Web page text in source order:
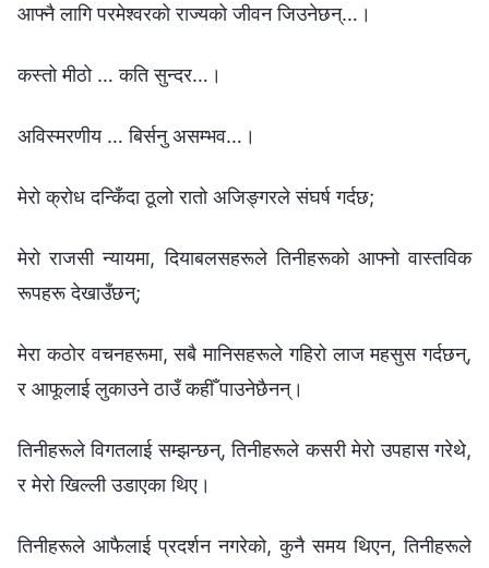
आफ्नै लागि परमेश्‍वरको राज्यको जीवन जिउनेछन्…।
कस्तो मीठो … कति सुन्दर…।
अविस्मरणीय … बिर्सनु असम्भव…।
मेरो क्रोध दन्किँदा ठूलो रातो अजिङ्गरले संघर्ष गर्दछ;
मेरो राजसी न्यायमा, दियाबलसहरूले तिनीहरूको आफ्नो वास्तविक
रूपहरू देखाउँछन्;
मेरा कठोर वचनहरूमा, सबै मानिसहरूले गहिरो लाज महसुस गर्दछन्,
र आफूलाई लुकाउने ठाउँ कहीँ पाउनेछैनन्।
तिनीहरूले विगतलाई सम्झन्छन्, तिनीहरूले कसरी मेरो उपहास गरेथे,
र मेरो खिल्ली उडाएका थिए।
तिनीहरूले आफैलाई प्रदर्शन नगरेको, कुनै समय थिएन, तिनीहरूले